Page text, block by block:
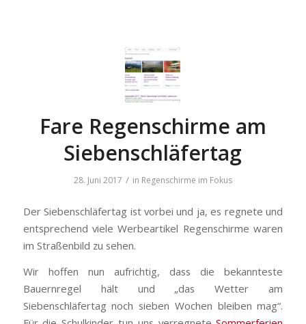
Fare Regenschirme am
Siebenschläfertag
28. Juni 2017 / in Regenschirme im Fokus
Der Siebenschläfertag ist vorbei und ja, es regnete und
entsprechend viele Werbeartikel Regenschirme waren
im Straßenbild zu sehen.
Wir hoffen nun aufrichtig, dass die bekannteste
Bauernregel hält und „das Wetter am
Siebenschläfertag noch sieben Wochen bleiben mag“.